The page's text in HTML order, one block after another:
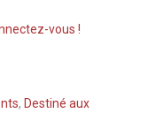
vous !
, Destiné aux